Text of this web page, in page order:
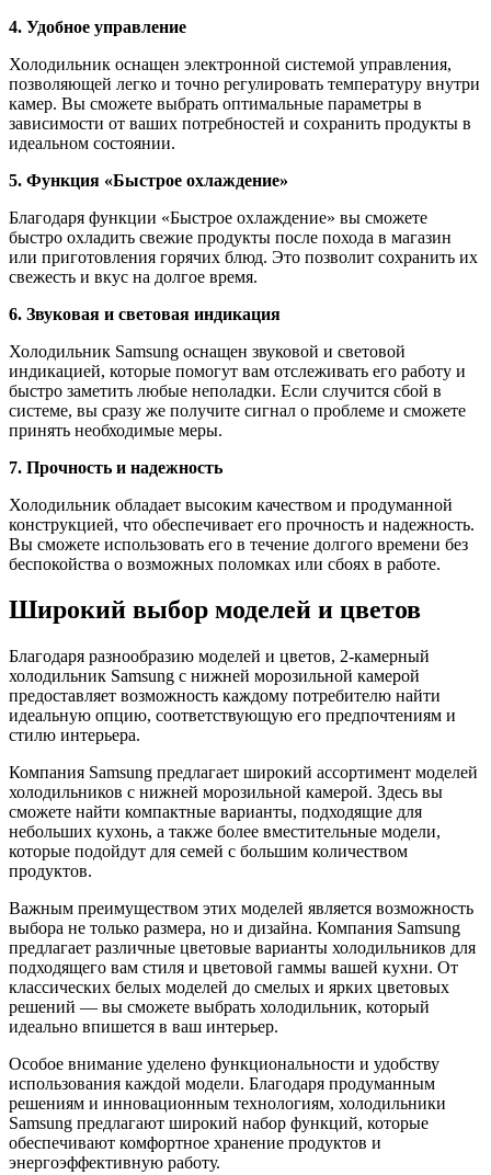
4. Удобное управление
Холодильник оснащен электронной системой управления,
позволяющей легко и точно регулировать температуру внутри
камер. Вы сможете выбрать оптимальные параметры в
зависимости от ваших потребностей и сохранить продукты в
идеальном состоянии.
5. Функция «Быстрое охлаждение»
Благодаря функции «Быстрое охлаждение» вы сможете
быстро охладить свежие продукты после похода в магазин
или приготовления горячих блюд. Это позволит сохранить их
свежесть и вкус на долгое время.
6. Звуковая и световая индикация
Холодильник Samsung оснащен звуковой и световой
индикацией, которые помогут вам отслеживать его работу и
быстро заметить любые неполадки. Если случится сбой в
системе, вы сразу же получите сигнал о проблеме и сможете
принять необходимые меры.
7. Прочность и надежность
Холодильник обладает высоким качеством и продуманной
конструкцией, что обеспечивает его прочность и надежность.
Вы сможете использовать его в течение долгого времени без
беспокойства о возможных поломках или сбоях в работе.
Широкий выбор моделей и цветов
Благодаря разнообразию моделей и цветов, 2-камерный
холодильник Samsung с нижней морозильной камерой
предоставляет возможность каждому потребителю найти
идеальную опцию, соответствующую его предпочтениям и
стилю интерьера.
Компания Samsung предлагает широкий ассортимент моделей
холодильников с нижней морозильной камерой. Здесь вы
сможете найти компактные варианты, подходящие для
небольших кухонь, а также более вместительные модели,
которые подойдут для семей с большим количеством
продуктов.
Важным преимуществом этих моделей является возможность
выбора не только размера, но и дизайна. Компания Samsung
предлагает различные цветовые варианты холодильников для
подходящего вам стиля и цветовой гаммы вашей кухни. От
классических белых моделей до смелых и ярких цветовых
решений — вы сможете выбрать холодильник, который
идеально впишется в ваш интерьер.
Особое внимание уделено функциональности и удобству
использования каждой модели. Благодаря продуманным
решениям и инновационным технологиям, холодильники
Samsung предлагают широкий набор функций, которые
обеспечивают комфортное хранение продуктов и
энергоэффективную работу.